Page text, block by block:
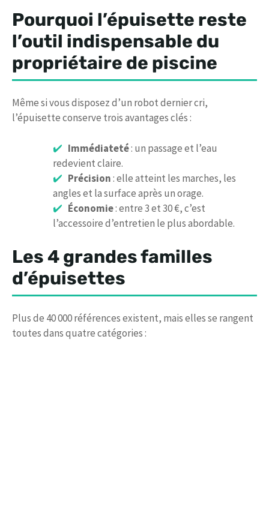
Pourquoi l’épuisette reste
l’outil indispensable du
propriétaire de piscine
Même si vous disposez d’un robot dernier cri,
l’épuisette conserve trois avantages clés :
Immédiateté: un passage et l’eau
redevient claire.
Précision: elle atteint les marches, les
angles et la surface après un orage.
Économie: entre 3 et 30 €, c’est
l’accessoire d’entretien le plus abordable.
Les 4 grandes familles
d’épuisettes
Plus de 40 000 références existent, mais elles se rangent
toutes dans quatre catégories :